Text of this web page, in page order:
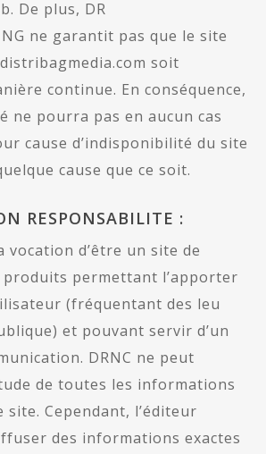
De plus, DR
ne garantit pas que le site
soit
continue. En conséquence,
ne pourra pas en aucun cas
cause d’indisponibilité du site
cause que ce soit.
RESPONSABILITE :
vocation d’être un site de
permettant l’apporter
(fréquentant des leu
et pouvant servir d’un
DRNC ne peut
de toutes les informations
Cependant, l’éditeur
des informations exactes